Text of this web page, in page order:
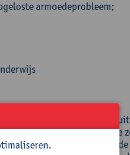
armoedeprobleem;
Ze publiceerde
sociaal beleid, sociale
andere als adviseur voor